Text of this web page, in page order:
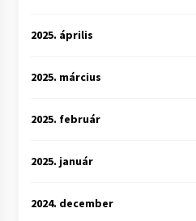
2025. április
2025. március
2025. február
2025. január
2024. december